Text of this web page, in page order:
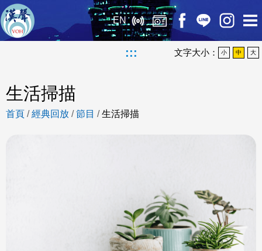
EN
::: 文字大小： 小 中 大
生活掃描
首頁 /經典回放 /節目 /生活掃描